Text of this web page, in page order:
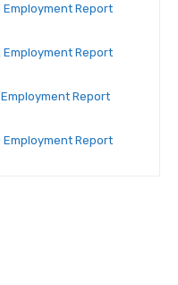
Report
Report
Report
Report